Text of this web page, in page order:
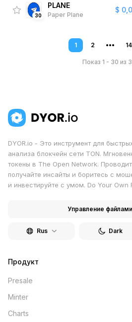
30 Paper Plane
PLANE
$
Показ 1 - 30 из
1 2 ••• 14
DYOR.io - Это инструмент для
анализа блокчейн сети TON.
токены в The Open Network.
получайте инсайты и боритесь с
и инвестируйте с умом. Do Your Own
Управление
Rus Dark
Продукт
Presale
Minter
Charts